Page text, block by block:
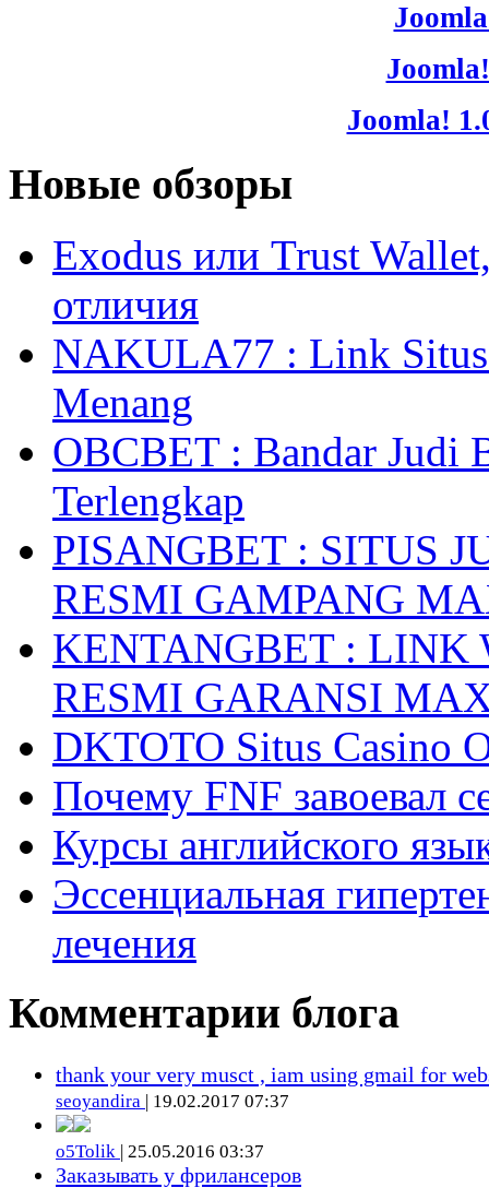
Joomla!
Новые обзоры
Exodus или Trust
отличия
NAKULA77 : Link Situs
Menang
OBCBET : Bandar Judi
Terlengkap
PISANGBET : SITUS
RESMI GAMPANG
KENTANGBET : LINK
RESMI GARANSI
DKTOTO Situs Casino
Почему FNF завоевал
Курсы английского
Эссенциальная
лечения
Комментарии блога
thank your very musct , iam using gmail for
seoyandira | 19.02.2017 07:37
o5Tolik | 25.05.2016 03:37
Заказывать у фрилансеров